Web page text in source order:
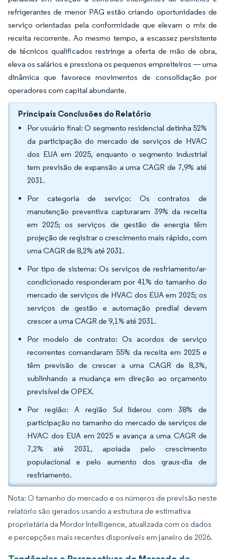
refrigerantes de menor PAG estão criando oportunidades de
serviço orientadas pela conformidade que elevam o mix de
receita recorrente. Ao mesmo tempo, a escassez persistente
de técnicos qualificados restringe a oferta de mão de obra,
eleva os salários e pressiona os pequenos empreiteiros — uma
dinâmica que favorece movimentos de consolidação por
operadores com capital abundante.
Principais Conclusões do Relatório
Por usuário final: O segmento residencial detinha 52%
da participação do mercado de serviços de HVAC
dos EUA em 2025, enquanto o segmento industrial
tem previsão de expansão a uma CAGR de 7,9% até
2031.
Por categoria de serviço: Os contratos de
manutenção preventiva capturaram 39% da receita
em 2025; os serviços de gestão de energia têm
projeção de registrar o crescimento mais rápido, com
uma CAGR de 8,2% até 2031.
Por tipo de sistema: Os serviços de resfriamento/ar-
condicionado responderam por 41% do tamanho do
mercado de serviços de HVAC dos EUA em 2025; os
serviços de gestão e automação predial devem
crescer a uma CAGR de 9,1% até 2031.
Por modelo de contrato: Os acordos de serviço
recorrentes comandaram 55% da receita em 2025 e
têm previsão de crescer a uma CAGR de 8,3%,
sublinhando a mudança em direção ao orçamento
previsível de OPEX.
Por região: A região Sul liderou com 38% de
participação no tamanho do mercado de serviços de
HVAC dos EUA em 2025 e avança a uma CAGR de
7,2% até 2031, apoiada pelo crescimento
populacional e pelo aumento dos graus-dia de
resfriamento.
Nota: O tamanho do mercado e os números de previsão neste
relatório são gerados usando a estrutura de estimativa
proprietária da Mordor Intelligence, atualizada com os dados
e percepções mais recentes disponíveis em janeiro de 2026.